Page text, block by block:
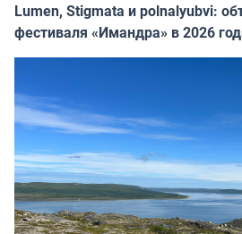
Lumen, Stigmata и polnalyubvi:
фестиваля «Имандра» в 2026